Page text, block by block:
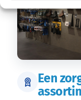
Een